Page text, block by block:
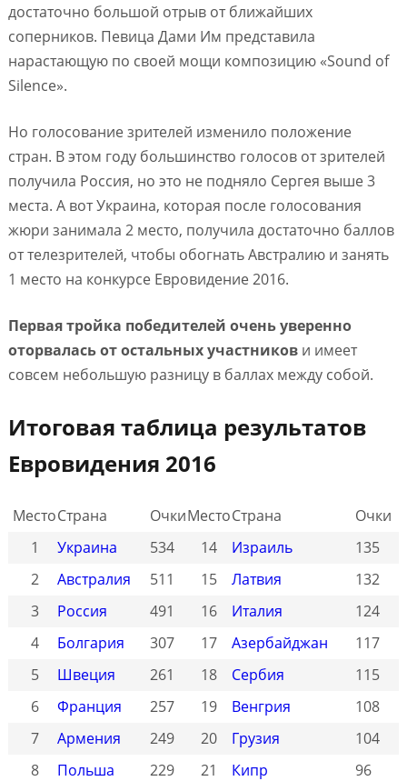
достаточно большой отрыв от ближайших
соперников. Певица Дами Им представила
нарастающую по своей мощи композицию «Sound of
Silence».
Но голосование зрителей изменило положение
стран. В этом году большинство голосов от зрителей
получила Россия, но это не подняло Сергея выше 3
места. А вот Украина, которая после голосования
жюри занимала 2 место, получила достаточно баллов
от телезрителей, чтобы обогнать Австралию и занять
1 место на конкурсе Евровидение 2016.
Первая тройка победителей очень уверенно
оторвалась от остальных участникови имеет
совсем небольшую разницу в баллах между собой.
Итоговая таблица результатов
Евровидения 2016
МестоСтрана ОчкиМестоСтрана
Очки
1
Украина 534 14 Израиль
135
2
Австралия 511 15 Латвия
132
3
Россия 491 16 Италия
124
4
Болгария 307 17 Азербайджан
117
5
Швеция 261 18 Сербия
115
6
Франция 257 19 Венгрия
108
7
Армения 249 20 Грузия
104
8
Польша 229 21 Кипр
96